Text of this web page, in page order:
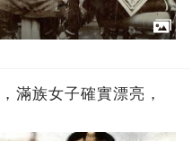
滿族女子確實漂亮，